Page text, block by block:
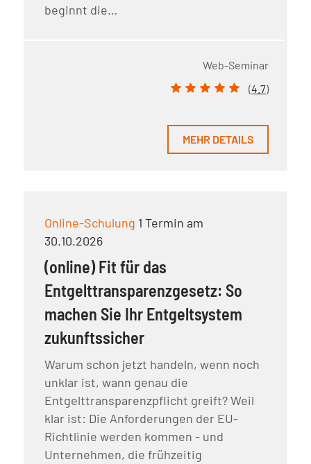
beginnt die…
Web-Seminar
(4.7)
MEHR DETAILS
Online-Schulung 1 Termin am
30.10.2026
(online) Fit für das
Entgelttransparenzgesetz: So
machen Sie Ihr Entgeltsystem
zukunftssicher
Warum schon jetzt handeln, wenn noch
unklar ist, wann genau die
Entgelttransparenzpflicht greift? Weil
klar ist: Die Anforderungen der EU-
Richtlinie werden kommen - und
Unternehmen, die frühzeitig